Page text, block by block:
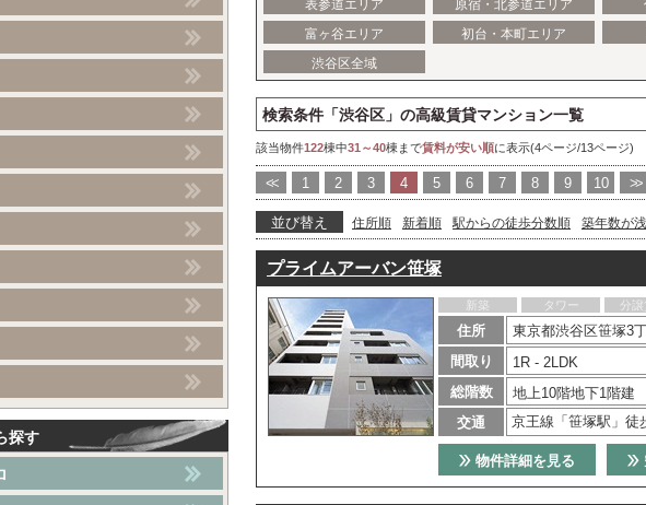
表参道エリア
原宿・北参道エリア
富ヶ谷エリア
初台・本町エリア
渋谷区全域
検索条件「渋谷区」の高級賃貸マンション一覧
該当物件122棟中31～40棟まで賃料が安い順に表示(4ページ/13ページ)
<< 1 2 3 4 5 6 7 8 9 10 >>
並び替え 住所順 新着順 駅からの徒歩分数順 築年数が
プライムアーバン笹塚
新築 タワー 分譲
住所
東京都渋谷区笹塚3
間取り
1R - 2LDK
総階数
地上10階地下1階建
交通
京王線「笹塚駅」徒
物件詳細を見る
探す